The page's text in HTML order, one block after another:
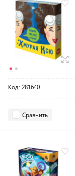
Код: 281640
Сравнить